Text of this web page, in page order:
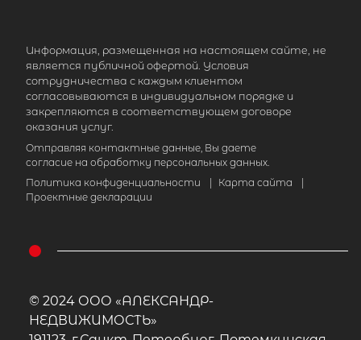
Информация, размещенная на настоящем сайте, не
является публичной офертой. Условия
сотрудничества с каждым клиентом
согласовываются в индивидуальном порядке и
закрепляются в соответствующем договоре
оказания услуг.
Отправляя контактные данные, Вы даете
согласие на обработку персональных данных.
Политика конфиденциальности
| Карта сайта
|
Проектные декларации
© 2024 ООО «АЛЕКСАНДР-
НЕДВИЖИМОСТЬ»